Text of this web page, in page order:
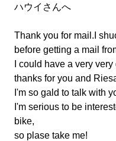
ハウイさんへ
Thank you for mail.I
before getting a mail
I could have a very
thanks for you and
I'm so gald to talk with
I'm serious to be
bike,
so plase take me!